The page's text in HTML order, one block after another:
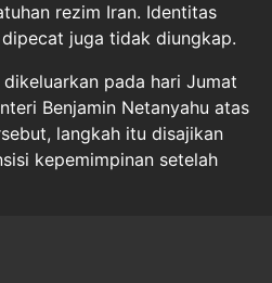
rezim Iran. Identitas
juga tidak diungkap.
pada hari Jumat
Benjamin Netanyahu atas
langkah itu disajikan
kepemimpinan setelah